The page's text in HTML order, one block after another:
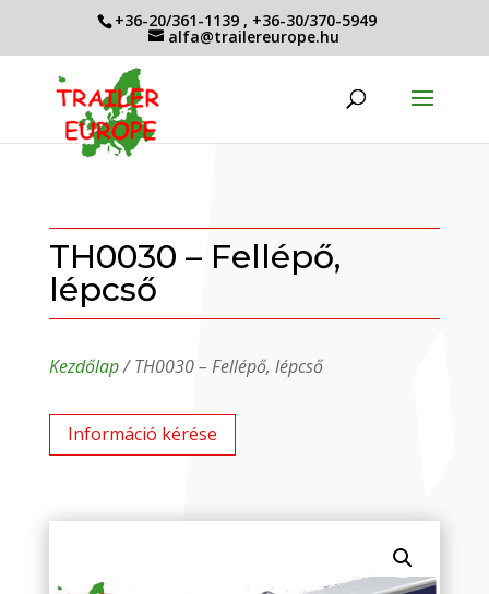
+36-20/361-1139 , +36-30/370-5949
alfa@trailereurope.hu
TH0030 – Fellépő,
lépcső
Kezdőlap/ TH0030 – Fellépő, lépcső
Információ kérése